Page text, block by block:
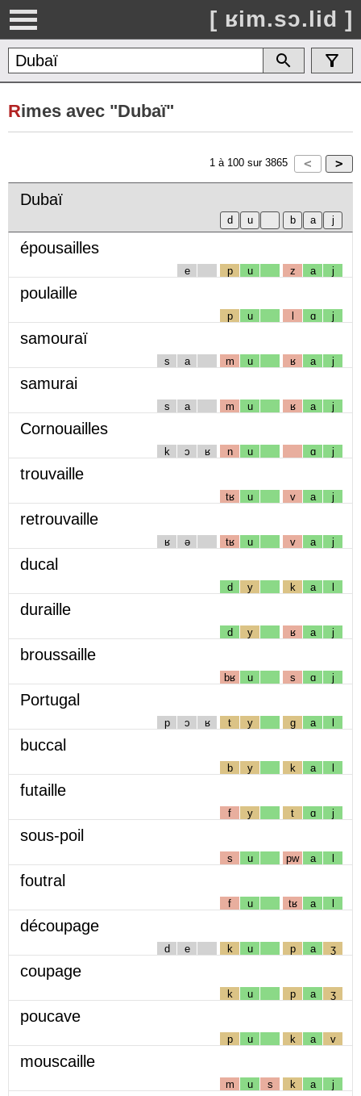
[ ʁim.sɔ.lid ]
Rimes avec "Dubaï"
1 à 100 sur 3865
Dubaï
épousailles
e p u z a j
poulaille
p u l ɑ j
samouraï
s a m u ʁ a j
samurai
s a m u ʁ a j
Cornouailles
k ɔ ʁ n u ɑ j
trouvaille
tʁ u v a j
retrouvaille
ʁ ə tʁ u v a j
ducal
d y k a l
duraille
d y ʁ a j
broussaille
bʁ u s ɑ j
Portugal
p ɔ ʁ t y g a l
buccal
b y k a l
futaille
f y t ɑ j
sous-poil
s u pw a l
foutral
f u tʁ a l
découpage
d e k u p a ʒ
coupage
k u p a ʒ
poucave
p u k a v
mouscaille
m u s k a j